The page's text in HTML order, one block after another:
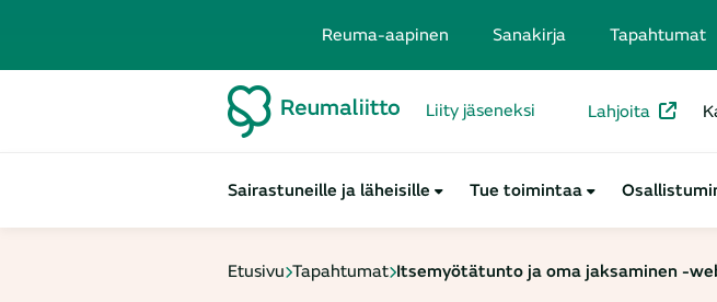
Reuma-aapinen Sanakirja Tapahtumat
Liity jäseneksi Lahjoita
Sairastuneille ja läheisille Tue toimintaa
Etusivu Tapahtumat Itsemyötätunto ja oma jaksaminen -